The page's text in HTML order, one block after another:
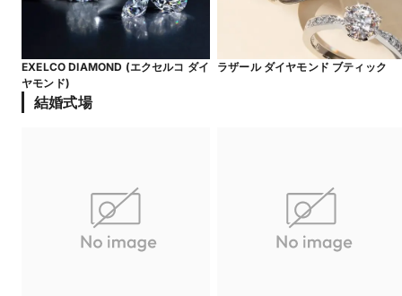
EXELCO DIAMOND (エクセルコ ダイ
ヤモンド)
ラザール ダイヤモンド ブティック
結婚式場